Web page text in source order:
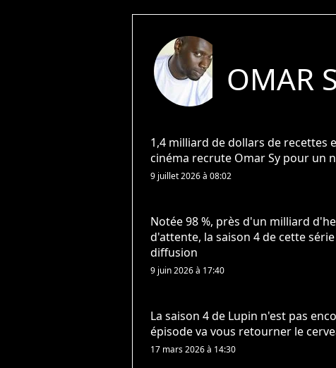
OMAR
1,4 milliard de dollars de recettes
cinéma recrute Omar Sy pour un
9 juillet 2026 à 08:02
Notée 98 %, près d'un milliard
d'attente, la saison 4 de cette
diffusion
9 juin 2026 à 17:40
La saison 4 de Lupin n'est pas
épisode va vous retourner le
17 mars 2026 à 14:30